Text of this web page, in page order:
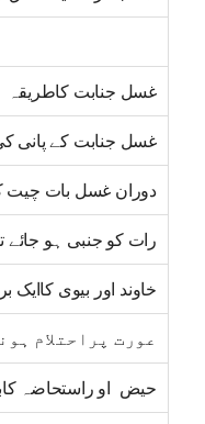
غسل جنابت کاطریقہ
غسل جنابت کے پانی
دوران غسل بات چیت
رات کو جنبی ہو جائے
خاوند اور بیوی
عورت پراحتلام
حیض او راستحاضہ